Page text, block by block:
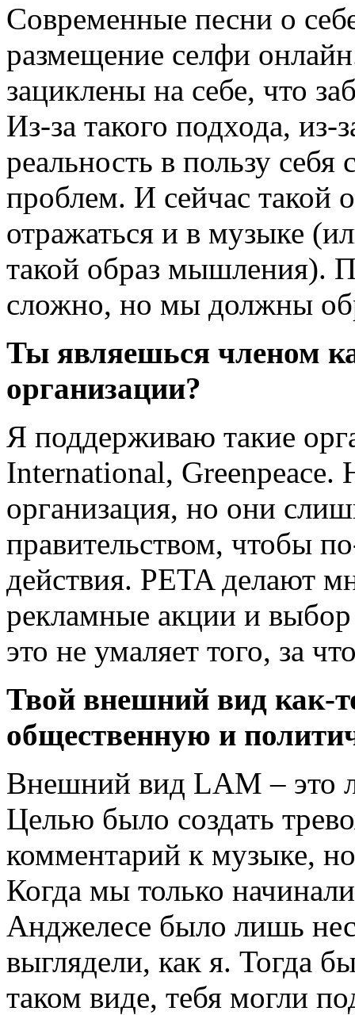
Современные песни о
размещение селфи
зациклены на себе, что
Из-за такого подхода,
реальность в пользу
проблем. И сейчас такой
отражаться и в музыке
такой образ мышления).
сложно, но мы должны
Ты являешься членом
организации?
Я поддерживаю такие
International, Greenpeace.
организация, но они
правительством, чтобы
действия. PETA делают
рекламные акции и
это не умаляет того, за
Твой внешний вид как-
общественную и
Внешний вид LAM – это
Целью было создать
комментарий к музыке,
Когда мы только
Анджелесе было лишь
выглядели, как я. Тогда
таком виде, тебя могли